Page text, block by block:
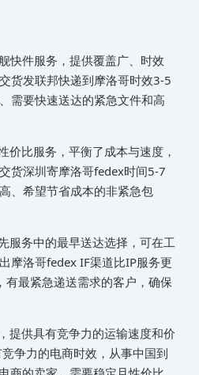
快件服务，提供覆盖广、时效
货发联邦快递到‌‌‌摩洛哥‌‌‌‌‌‌‌‌‌‌‌‌‌‌时效3-5
需要快速送达的紧急文件和高
价比服务，平衡了成本与速度，
货深圳寄‌‌‌摩洛哥‌‌‌‌‌‌‌‌‌‌‌‌‌‌fedex时间5-7
、希望节省成本的非紧急包
服务中的最早送达选择，可在工
摩洛哥‌‌‌‌‌‌‌‌‌‌‌‌‌‌fedex IF渠道比IP服务更
有最紧急递送需求的客户，确保
提供具有竞争力的运输速度和价
争力的电商时效，从事中国到‌‌‌